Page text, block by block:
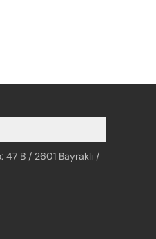
47 B / 2601 Bayraklı /